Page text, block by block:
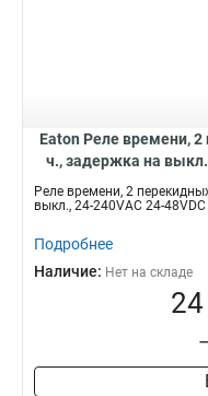
Eaton Реле времени, 2
ч., задержка на
Реле времени, 2
выкл., 24-240VAC 24-48VDC
Подробнее
Наличие: Нет на складе